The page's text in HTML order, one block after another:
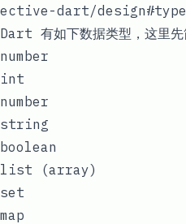
ective-dart/
Dart 有如下数据类型，这里先
number
int
number
string
boolean
list (array)
set
map